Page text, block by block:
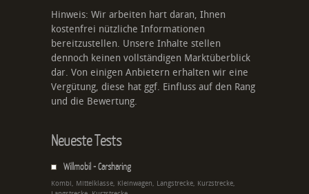
Hinweis: Wir arbeiten hart daran, Ihnen
kostenfrei nützliche Informationen
bereitzustellen. Unsere Inhalte stellen
dennoch keinen vollständigen Marktüberblick
dar. Von einigen Anbietern erhalten wir eine
Vergütung, diese hat ggf. Einfluss auf den Rang
und die Bewertung.
Neueste Tests
Willmobil - Carsharing
Kombi, Mittelklasse, Kleinwagen, Langstrecke, Kurzstrecke,